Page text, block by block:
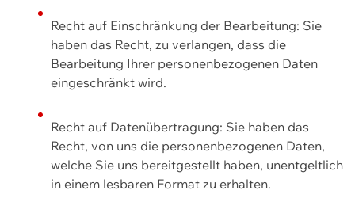
Recht auf Einschränkung der Bearbeitung: Sie
haben das Recht, zu verlangen, dass die
Bearbeitung Ihrer personenbezogenen Daten
eingeschränkt wird.
Recht auf Datenübertragung: Sie haben das
Recht, von uns die personenbezogenen Daten,
welche Sie uns bereitgestellt haben, unentgeltlich
in einem lesbaren Format zu erhalten.